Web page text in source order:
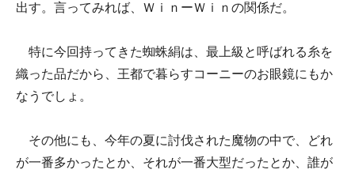
出す。言ってみれば、ＷｉｎーＷｉｎの関係だ。
特に今回持ってきた蜘蛛絹は、最上級と呼ばれる糸を
織った品だから、王都で暮らすコーニーのお眼鏡にもか
なうでしょ。
その他にも、今年の夏に討伐された魔物の中で、どれ
が一番多かったとか、それが一番大型だったとか、誰が